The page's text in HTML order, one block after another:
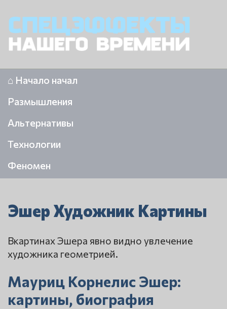
⌂ Начало начал
Размышления
Альтернативы
Технологии
Феномен
Эшер Художник Картины
Вкартинах Эшера явно видно увлечение
художника геометрией.
Мауриц Корнелис Эшер:
картины, биография